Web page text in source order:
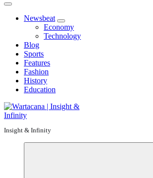
Newsbeat
Economy
Technology
Blog
Sports
Features
Fashion
History
Education
Insight & Infinity